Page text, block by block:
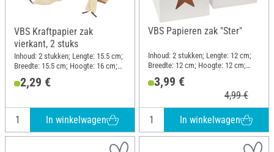
VBS Kraftpapier zak
vierkant, 2 stuks
Inhoud: 2 stukken; Lengte: 15.5 cm;
Breedte: 15.5 cm; Hoogte: 16 cm;
Materiaal: Kraftpapier
2,29 €
In winkelwagen
VBS Papieren zak "Ster"
Inhoud: 2 stukken; Lengte: 12 cm;
Breedte: 12 cm; Hoogte: 12 cm;
Materiaal: Kraftpapier
3,99 €
4,99 €
In winkelwagen